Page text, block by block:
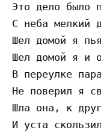
Это дело было
С неба мелкий
Шел домой я
Шел домой я и
В переулке
Не поверил я
Шла она, к
И уста